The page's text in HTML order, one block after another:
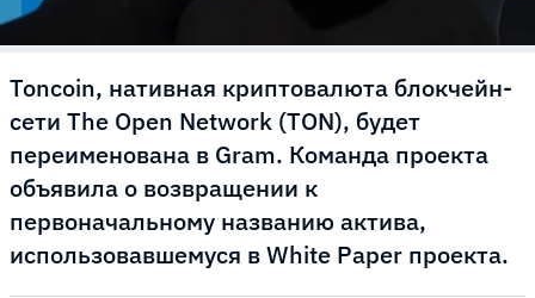
Toncoin, нативная криптовалюта блокчейн-
сети The Open Network (TON), будет
переименована в Gram. Команда проекта
объявила о возвращении к
первоначальному названию актива,
использовавшемуся в White Paper проекта.